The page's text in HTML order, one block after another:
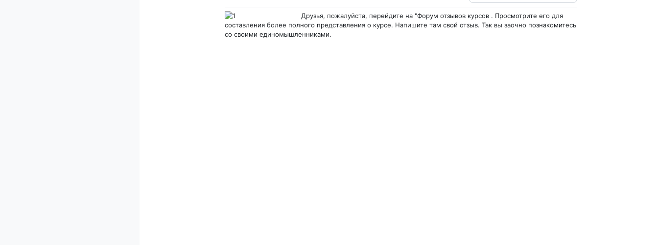
Друзья, пожалуйста, перейдите на "Форум отзывов курсов . Просмотрите его для
составления более полного представления о курсе. Напишите там свой отзыв. Так вы заочно познакомитесь
со своими единомышленниками.